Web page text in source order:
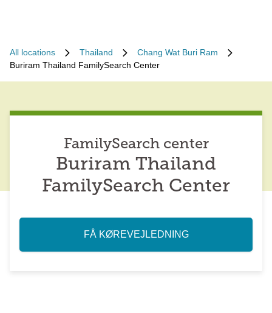
All locations Thailand
Chang Wat Buri Ram
Buriram Thailand FamilySearch Center
FamilySearch center
Buriram Thailand
FamilySearch Center
FÅ KØREVEJLEDNING